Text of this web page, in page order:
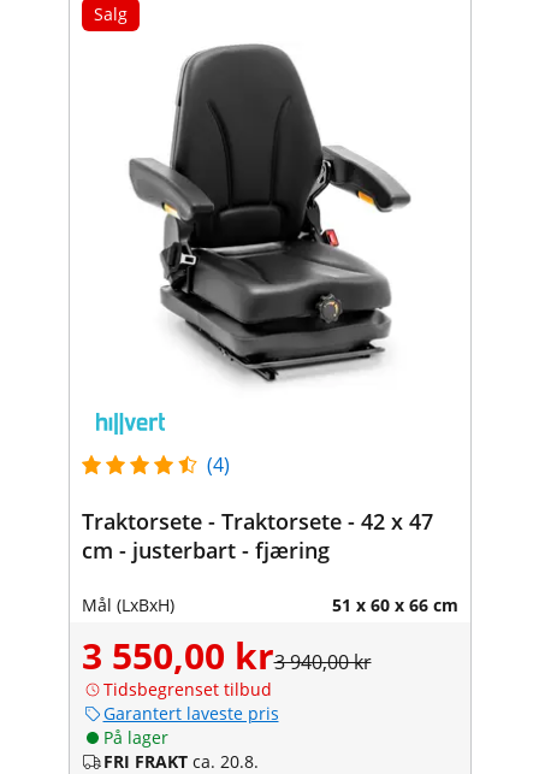
Salg
(4)
Traktorsete - Traktorsete - 42 x 47
cm - justerbart - fjæring
Mål (LxBxH) 51 x 60 x 66 cm
3 550,00 kr3 940,00 kr
Tidsbegrenset tilbud
Garantert laveste pris
På lager
FRI FRAKT ca. 20.8.